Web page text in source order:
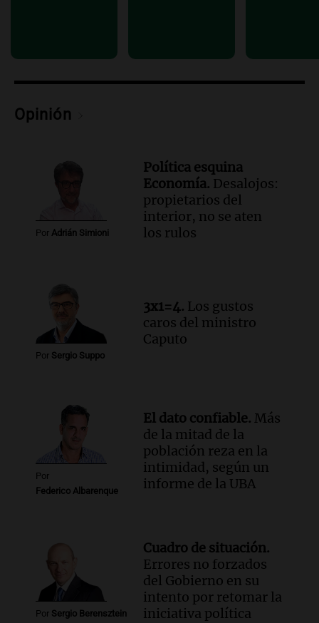
como enfermedad laboral tras el
fallecimiento de un docente
Episodios
Opinión
Por Adrián Simioni
Política esquina
Economía. Desalojos:
propietarios del
interior, no se aten
los rulos
Por Sergio Suppo
3x1=4. Los gustos
caros del ministro
Caputo
Por
Federico Albarenque
El dato confiable. Más
de la mitad de la
población reza en la
intimidad, según un
informe de la UBA
Por Sergio Berensztein
Cuadro de situación.
Errores no forzados
del Gobierno en su
intento por retomar la
iniciativa política